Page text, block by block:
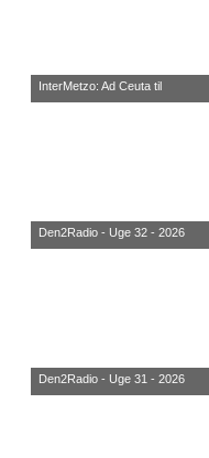
InterMetzo: Ad Ceuta til
Den2Radio - Uge 32 - 2026
Den2Radio - Uge 31 - 2026